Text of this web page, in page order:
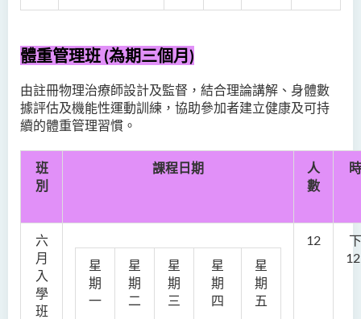
體重管理班 (為期三個月)
由註冊物理治療師設計及監督，結合理論講解、身體數
據評估及機能性運動訓練，協助參加者建立健康及可持
續的體重管理習慣。
班
別
課程日期
人
數
六
月
入
學
班
星
期
一
星
期
二
星
期
三
星
期
四
星
期
五
12